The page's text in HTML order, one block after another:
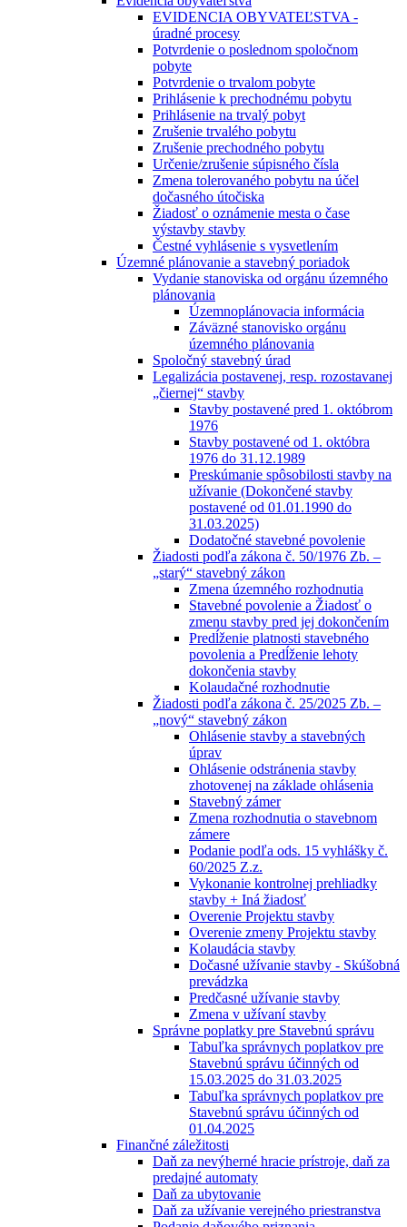
EVIDENCIA OBYVATEĽSTVA -
úradné procesy
Potvrdenie o poslednom spoločnom
pobyte
Potvrdenie o trvalom pobyte
Prihlásenie k prechodnému pobytu
Prihlásenie na trvalý pobyt
Zrušenie trvalého pobytu
Zrušenie prechodného pobytu
Určenie/zrušenie súpisného čísla
Zmena tolerovaného pobytu na účel
dočasného útočiska
Žiadosť o oznámenie mesta o čase
výstavby stavby
Čestné vyhlásenie s vysvetlením
Územné plánovanie a stavebný poriadok
Vydanie stanoviska od orgánu územného
plánovania
Územnoplánovacia informácia
Záväzné stanovisko orgánu
územného plánovania
Spoločný stavebný úrad
Legalizácia postavenej, resp. rozostavanej
„čiernej“ stavby
Stavby postavené pred 1. októbrom
1976
Stavby postavené od 1. októbra
1976 do 31.12.1989
Preskúmanie spôsobilosti stavby na
užívanie (Dokončené stavby
postavené od 01.01.1990 do
31.03.2025)
Dodatočné stavebné povolenie
Žiadosti podľa zákona č. 50/1976 Zb. –
„starý“ stavebný zákon
Zmena územného rozhodnutia
Stavebné povolenie a Žiadosť o
zmenu stavby pred jej dokončením
Predĺženie platnosti stavebného
povolenia a Predĺženie lehoty
dokončenia stavby
Kolaudačné rozhodnutie
Žiadosti podľa zákona č. 25/2025 Zb. –
„nový“ stavebný zákon
Ohlásenie stavby a stavebných
úprav
Ohlásenie odstránenia stavby
zhotovenej na základe ohlásenia
Stavebný zámer
Zmena rozhodnutia o stavebnom
zámere
Podanie podľa ods. 15 vyhlášky č.
60/2025 Z.z.
Vykonanie kontrolnej prehliadky
stavby + Iná žiadosť
Overenie Projektu stavby
Overenie zmeny Projektu stavby
Kolaudácia stavby
Dočasné užívanie stavby - Skúšobná
prevádzka
Predčasné užívanie stavby
Zmena v užívaní stavby
Správne poplatky pre Stavebnú správu
Tabuľka správnych poplatkov pre
Stavebnú správu účinných od
15.03.2025 do 31.03.2025
Tabuľka správnych poplatkov pre
Stavebnú správu účinných od
01.04.2025
Finančné záležitosti
Daň za nevýherné hracie prístroje, daň za
predajné automaty
Daň za ubytovanie
Daň za užívanie verejného priestranstva